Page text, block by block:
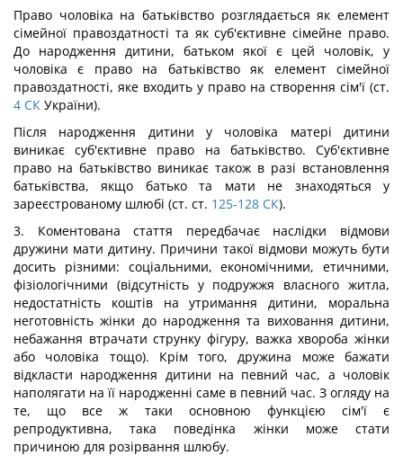
Право чоловіка на батьківство розглядається як елемент
сімейної правоздатності та як суб'єктивне сімейне право.
До народження дитини, батьком якої є цей чоловік, у
чоловіка є право на батьківство як елемент сімейної
правоздатності, яке входить у право на створення сім'ї (ст.
4 СК України).
Після народження дитини у чоловіка матері дитини
виникає суб'єктивне право на батьківство. Суб'єктивне
право на батьківство виникає також в разі встановлення
батьківства, якщо батько та мати не знаходяться у
зареєстрованому шлюбі (ст. ст. 125-128 СК).
3. Коментована стаття передбачає наслідки відмови
дружини мати дитину. Причини такої відмови можуть бути
досить різними: соціальними, економічними, етичними,
фізіологічними (відсутність у подружжя власного житла,
недостатність коштів на утримання дитини, моральна
неготовність жінки до народження та виховання дитини,
небажання втрачати струнку фігуру, важка хвороба жінки
або чоловіка тощо). Крім того, дружина може бажати
відкласти народження дитини на певний час, а чоловік
наполягати на її народженні саме в певний час. З огляду на
те, що все ж таки основною функцією сім'ї є
репродуктивна, така поведінка жінки може стати
причиною для розірвання шлюбу.